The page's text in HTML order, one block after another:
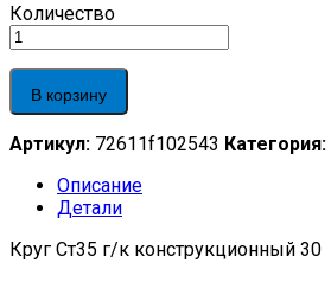
Круг
Ст35
г/
к
конструкционный
quantity
Количество
В корзину
Артикул: 72611f102543 Категория:
Описание
Детали
Круг Ст35 г/к конструкционный 30